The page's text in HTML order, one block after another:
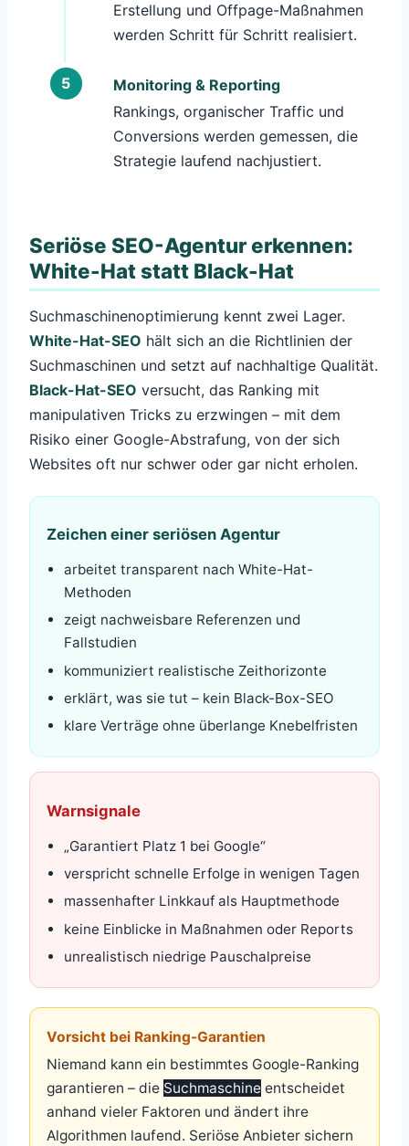
Erstellung und Offpage-Maßnahmen
werden Schritt für Schritt realisiert.
Monitoring & Reporting
Rankings, organischer Traffic und
Conversions werden gemessen, die
Strategie laufend nachjustiert.
Seriöse SEO-Agentur erkennen:
White-Hat statt Black-Hat
Suchmaschinenoptimierung kennt zwei Lager.
White-Hat-SEO hält sich an die Richtlinien der
Suchmaschinen und setzt auf nachhaltige Qualität.
Black-Hat-SEO versucht, das Ranking mit
manipulativen Tricks zu erzwingen – mit dem
Risiko einer Google-Abstrafung, von der sich
Websites oft nur schwer oder gar nicht erholen.
Zeichen einer seriösen Agentur
arbeitet transparent nach White-Hat-
Methoden
zeigt nachweisbare Referenzen und
Fallstudien
kommuniziert realistische Zeithorizonte
erklärt, was sie tut – kein Black-Box-SEO
klare Verträge ohne überlange Knebelfristen
Warnsignale
„Garantiert Platz 1 bei Google“
verspricht schnelle Erfolge in wenigen Tagen
massenhafter Linkkauf als Hauptmethode
keine Einblicke in Maßnahmen oder Reports
unrealistisch niedrige Pauschalpreise
Vorsicht bei Ranking-Garantien
Niemand kann ein bestimmtes Google-Ranking
garantieren – die Suchmaschine entscheidet
anhand vieler Faktoren und ändert ihre
Algorithmen laufend. Seriöse Anbieter sichern